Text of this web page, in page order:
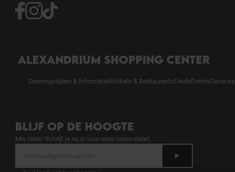
ALEXANDRIUM SHOPPING CENTER
Openingstijden & InformatieWinkels & RestaurantsDealsEventsServices
BLIJF OP DE HOOGTE
Mis niets! Schrijf je nu in voor onze nieuwsbrief.